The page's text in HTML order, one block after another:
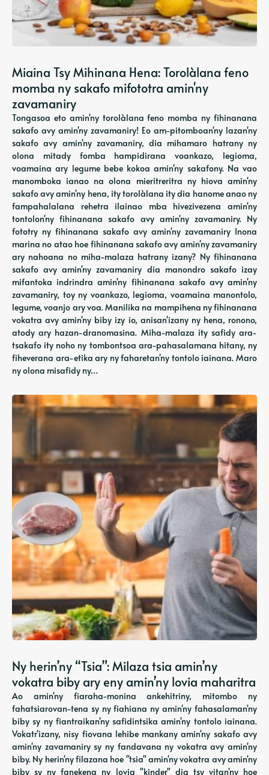
Miaina Tsy Mihinana Hena: Torolàlana feno
momba ny sakafo mifototra amin'ny
zavamaniry
Tongasoa eto amin'ny torolàlana feno momba ny fihinanana
sakafo avy amin'ny zavamaniry! Eo am-pitomboan'ny lazan'ny
sakafo avy amin'ny zavamaniry, dia mihamaro hatrany ny
olona mitady fomba hampidirana voankazo, legioma,
voamaina ary legume bebe kokoa amin'ny sakafony. Na vao
manomboka ianao na olona mieritreritra ny hiova amin'ny
sakafo avy amin'ny hena, ity torolàlana ity dia hanome anao ny
fampahalalana rehetra ilainao mba hivezivezena amin'ny
tontolon'ny fihinanana sakafo avy amin'ny zavamaniry. Ny
fototry ny fihinanana sakafo avy amin'ny zavamaniry Inona
marina no atao hoe fihinanana sakafo avy amin'ny zavamaniry
ary nahoana no miha-malaza hatrany izany? Ny fihinanana
sakafo avy amin'ny zavamaniry dia manondro sakafo izay
mifantoka indrindra amin'ny fihinanana sakafo avy amin'ny
zavamaniry, toy ny voankazo, legioma, voamaina manontolo,
legume, voanjo ary voa. Manilika na mampihena ny fihinanana
vokatra avy amin'ny biby izy io, anisan'izany ny hena, ronono,
atody ary hazan-dranomasina. Miha-malaza ity safidy ara-
tsakafo ity noho ny tombontsoa ara-pahasalamana hitany, ny
fiheverana ara-etika ary ny faharetan'ny tontolo iainana. Maro
ny olona misafidy ny…
Ny herin’ny “Tsia”: Milaza tsia amin’ny
vokatra biby ary eny amin’ny lovia maharitra
Ao amin'ny fiaraha-monina ankehitriny, mitombo ny
fahatsiarovan-tena sy ny fiahiana ny amin'ny fahasalaman'ny
biby sy ny fiantraikan'ny safidintsika amin'ny tontolo iainana.
Vokatr'izany, nisy fiovana lehibe mankany amin'ny sakafo avy
amin'ny zavamaniry sy ny fandavana ny vokatra avy amin'ny
biby. Ny herin'ny filazana hoe "tsia" amin'ny vokatra avy amin'ny
biby sy ny fanekena ny lovia "kinder" dia tsy vitan'ny hoe